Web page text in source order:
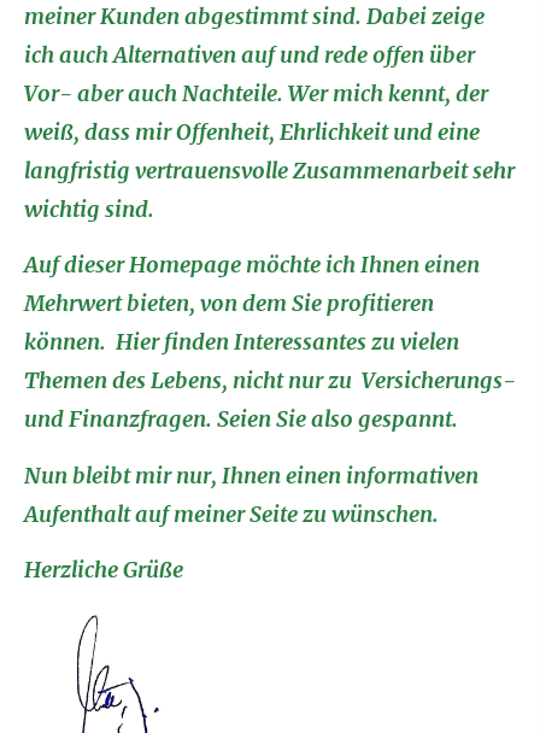
meiner Kunden abgestimmt sind. Dabei zeige
ich auch Alternativen auf und rede offen über
Vor- aber auch Nachteile. Wer mich kennt, der
weiß, dass mir Offenheit, Ehrlichkeit und eine
langfristig vertrauensvolle Zusammenarbeit sehr
wichtig sind.
Auf dieser Homepage möchte ich Ihnen einen
Mehrwert bieten, von dem Sie profitieren
können. Hier finden Interessantes zu vielen
Themen des Lebens, nicht nur zu Versicherungs-
und Finanzfragen. Seien Sie also gespannt.
Nun bleibt mir nur, Ihnen einen informativen
Aufenthalt auf meiner Seite zu wün­schen.
Herzliche Grüße